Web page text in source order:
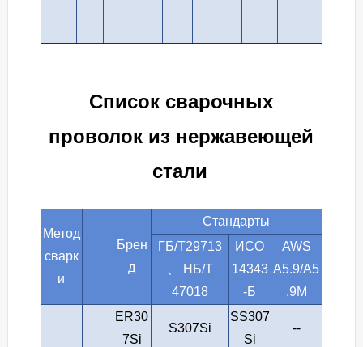
Список сварочных
проволок из нержавеющей
стали
Метод
сварк
и
Брен
д
Стандарты
ГБ/Т29713
、 НБ/Т
47018
ИСО
14343
-Б
AWS
A5.9/A5
.9M
ER30
7Si
S307Si
SS307
Si
--